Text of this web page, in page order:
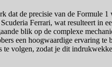
dat de precisie van de Formule
Ferrari, wat resulteert in
blik op de complexe
een hoogwaardige ervaring
volgen, zodat je dit